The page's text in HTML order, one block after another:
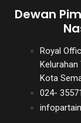
Dewan
Royal
Kota
024-